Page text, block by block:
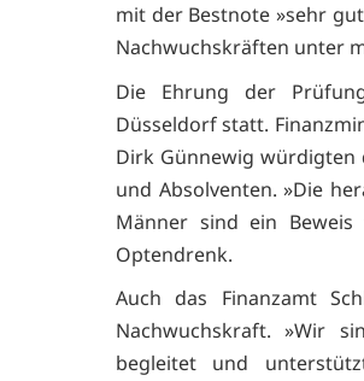
mit der Bestnote »sehr
Nachwuchskräften unter
Die Ehrung der
Düsseldorf statt.
Dirk Günnewig würdigten
und Absolventen. »Die
Männer sind ein
Optendrenk.
Auch das Finanzamt
Nachwuchskraft. »Wir
begleitet und